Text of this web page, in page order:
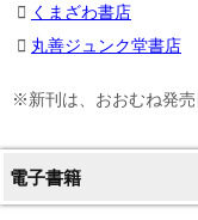
くまざわ書店
丸善ジュンク堂書店
※新刊は、おおむね発
電子書籍